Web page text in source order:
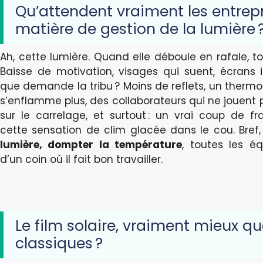
Qu’attendent vraiment les
matière de gestion de la lumière
Ah, cette lumière. Quand elle déboule en rafale,
Baisse de motivation, visages qui suent, écrans
que demande la tribu ? Moins de reflets, un
s’enflamme plus, des collaborateurs qui ne jouent
sur le carrelage, et surtout : un vrai coup de
cette sensation de clim glacée dans le cou.
lumière, dompter la température, toutes les
d’un coin où il fait bon travailler.
Le film solaire, vraiment mieux
classiques ?